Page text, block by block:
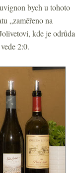
bych u tohoto
„zaměřeno na
kde je odrůda
2:0.